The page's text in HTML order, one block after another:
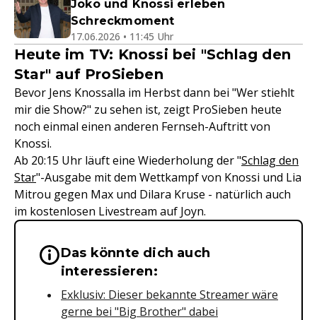
Joko und Knossi erleben
Schreckmoment
17.06.2026 • 11:45 Uhr
Heute im TV: Knossi bei "Schlag den
Star" auf ProSieben
Bevor Jens Knossalla im Herbst dann bei "Wer stiehlt
mir die Show?" zu sehen ist, zeigt ProSieben heute
noch einmal einen anderen Fernseh-Auftritt von
Knossi.
Ab 20:15 Uhr läuft eine Wiederholung der "Schlag den
Star"-Ausgabe mit dem Wettkampf von Knossi und Lia
Mitrou gegen Max und Dilara Kruse - natürlich auch
im kostenlosen Livestream auf Joyn.
Wichtige Hinweise &
Das könnte dich auch
interessieren:
Exklusiv: Dieser bekannte Streamer wäre
gerne bei "Big Brother" dabei